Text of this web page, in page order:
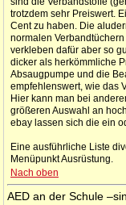
trotzdem sehr Preiswert.
Cent zu haben. Die
normalen
verkleben dafür aber so
dicker als herkömmliche
Absaugpumpe und die
empfehlenswert, wie das
Hier kann man bei
größeren Auswahl an
ebay lassen sich die ein
Eine ausführliche Liste
Menüpunkt Ausrüstung.
Nach oben
AED an der Schule